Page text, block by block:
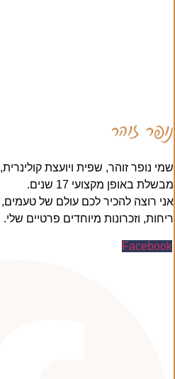
נופר זוהר
שמי נופר זוהר, שפית ויועצת קולינרית,
מבשלת באופן מקצועי 17 שנים.
אני רוצה להכיר לכם עולם של טעמים,
ריחות, וזכרונות מיוחדים פרטיים שלי.
Facebook